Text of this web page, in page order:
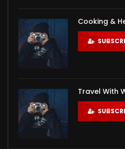
Cooking &
Travel With